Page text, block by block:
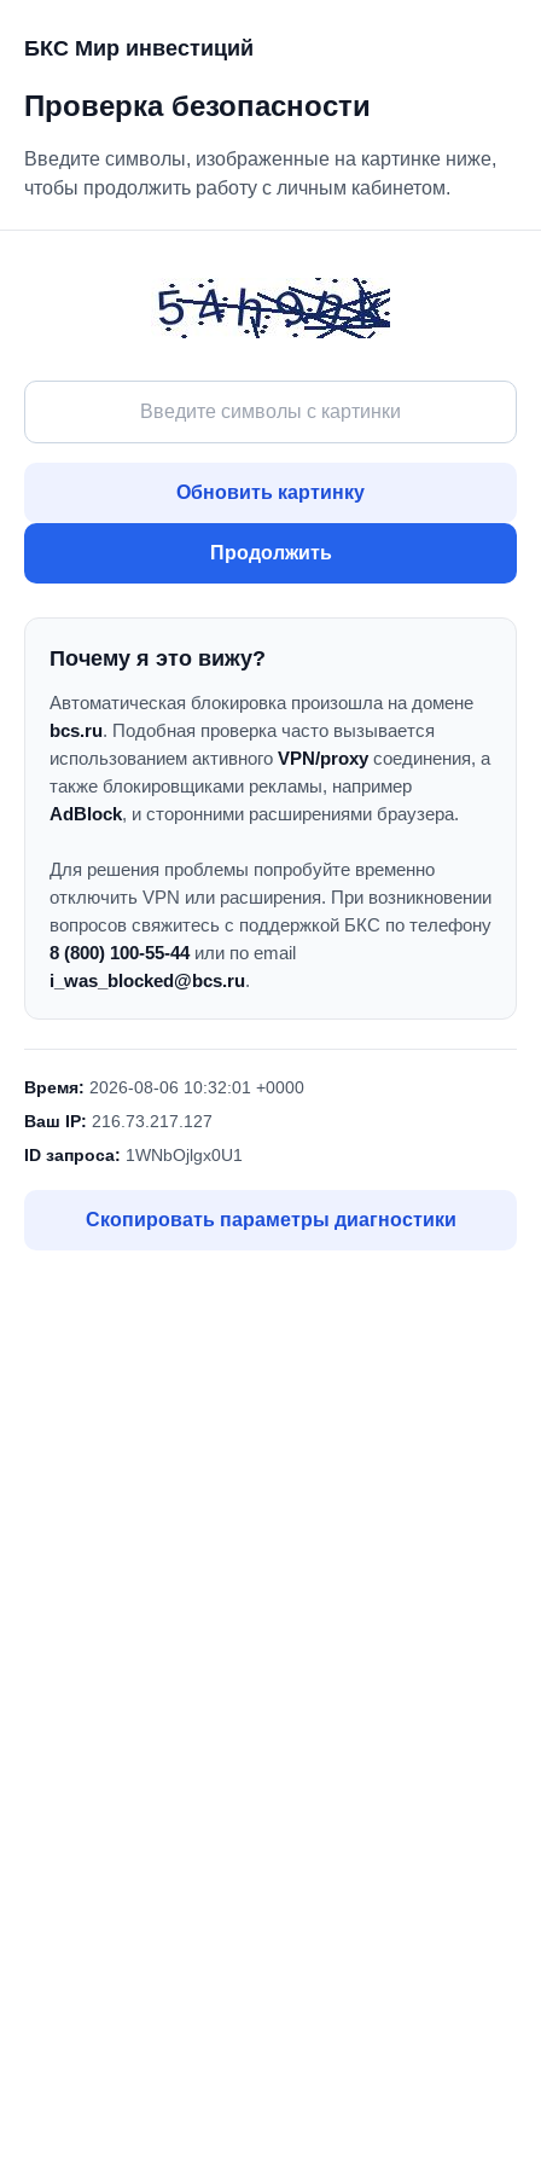
БКС Мир инвестиций
Проверка безопасности
Введите символы, изображенные на картинке ниже,
чтобы продолжить работу с личным кабинетом.
Обновить картинку
Продолжить
Почему я это вижу?
Автоматическая блокировка произошла на домене
bcs.ru. Подобная проверка часто вызывается
использованием активного VPN/proxy соединения, а
также блокировщиками рекламы, например
AdBlock, и сторонними расширениями браузера.
Для решения проблемы попробуйте временно
отключить VPN или расширения. При возникновении
вопросов свяжитесь с поддержкой БКС по телефону
8 (800) 100-55-44или по email
i_was_blocked@bcs.ru.
Время: 2026-08-06 10:32:01 +0000
Ваш IP: 216.73.217.127
ID запроса: 1WNbOjlgx0U1
Скопировать параметры диагностики